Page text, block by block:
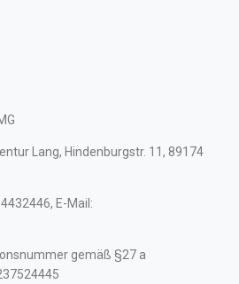
Lang, Hindenburgstr. 11, 89174
E-Mail:
gemäß §27 a